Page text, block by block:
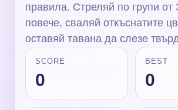
правила. Стреляй по групи от
повече, сваляй откъснатите
оставяй тавана да слезе
SCORE
0
BEST
0